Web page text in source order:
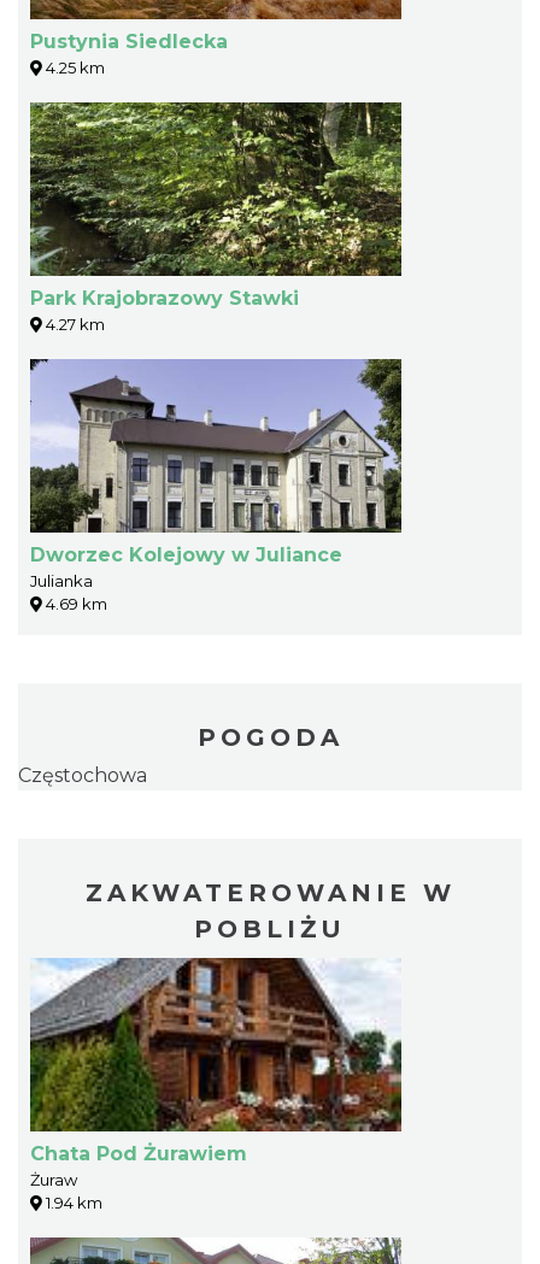
Pustynia Siedlecka
4.25 km
Park Krajobrazowy Stawki
4.27 km
Dworzec Kolejowy w Juliance
Julianka
4.69 km
POGODA
Częstochowa
ZAKWATEROWANIE W
POBLIŻU
Chata Pod Żurawiem
Żuraw
1.94 km